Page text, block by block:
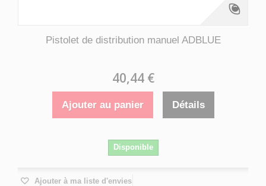
Pistolet de distribution manuel ADBLUE
40,44 €
Ajouter au panier Détails
Disponible
Ajouter à ma liste d'envies